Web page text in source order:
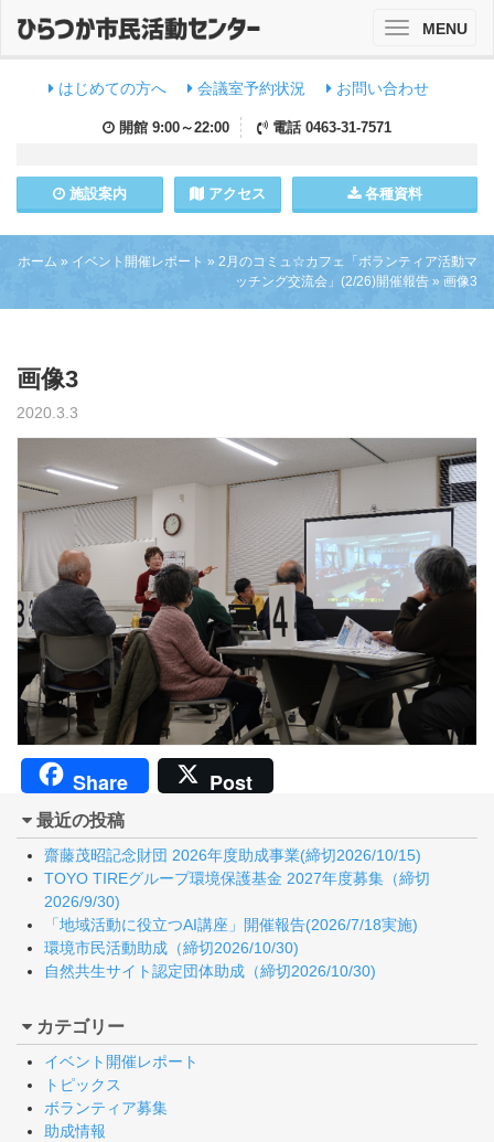
はじめての方へ 会議室予約状況 お問い合わせ
開館 9:00～22:00 電話 0463-31-7571
施設案内 アクセス 各種資料
ToggleMENU
ホーム » イベント開催レポート » 2月のコミュ☆カフェ「ボランティア活動マ
ッチング交流会」(2/26)開催報告 » 画像3
画像3
2020.3.3
Share Post
最近の投稿
齋藤茂昭記念財団 2026年度助成事業(締切2026/10/15)
TOYO TIREグループ環境保護基金 2027年度募集（締切
2026/9/30)
「地域活動に役立つAI講座」開催報告(2026/7/18実施)
環境市民活動助成（締切2026/10/30)
自然共生サイト認定団体助成（締切2026/10/30)
カテゴリー
イベント開催レポート
トピックス
ボランティア募集
助成情報